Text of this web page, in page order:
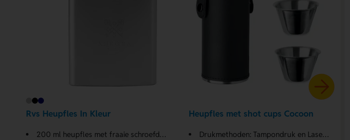
Rvs Heupfles In Kleur
200 ml heupfles met fraaie schroefdop
Heupfles met shot cups Cocoon
Drukmethoden: Tampondruk en Lasergraveren